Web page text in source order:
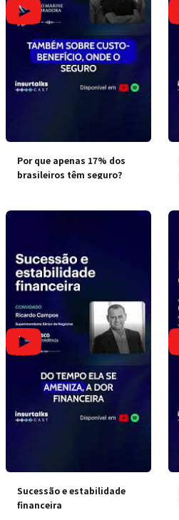
Por que apenas 17% dos
brasileiros têm seguro?
Sucessão e estabilidade
financeira